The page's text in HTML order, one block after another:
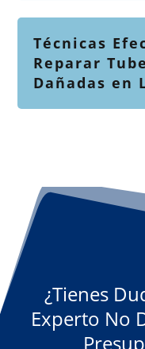
Técnicas
Reparar
Dañadas en
¿Tienes
Experto No